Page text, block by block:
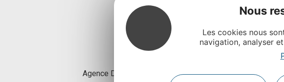
Nous
Les cookies nous
navigation, analyser
Agence Départementale de l’Attractivité et du Tourisme de